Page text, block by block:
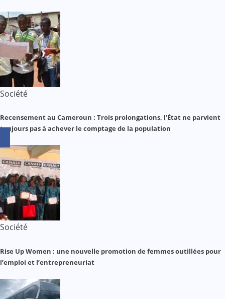
Société
Recensement au Cameroun : Trois prolongations, l’État ne parvient
toujours pas à achever le comptage de la population
Société
Rise Up Women : une nouvelle promotion de femmes outillées pour
l’emploi et l’entrepreneuriat